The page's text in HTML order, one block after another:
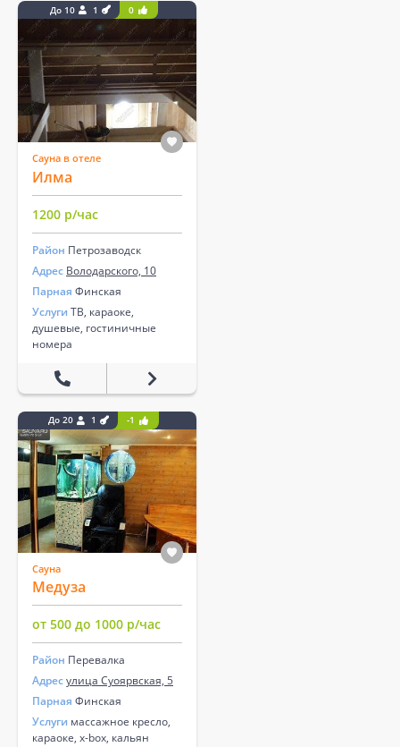
До 10 1 0
Сауна в отеле
Илма
1200 р/час
Район Петрозаводск
Адрес Володарского, 10
Парная Финская
Услуги ТВ, караоке,
душевые, гостиничные
номера
До 20 1 -1
Сауна
Медуза
от 500 до 1000 р/час
Район Перевалка
Адресулица Суоярвская, 5
Парная Финская
Услуги массажное кресло,
караоке, x-box, кальян